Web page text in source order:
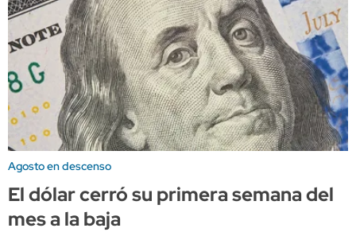
Agosto en descenso
El dólar cerró su primera semana del
mes a la baja